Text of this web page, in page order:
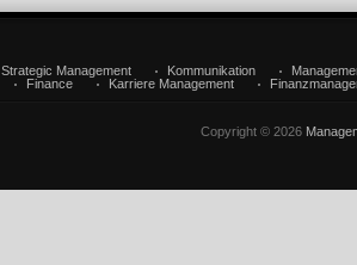
Strategic Management Kommunikation
Finance Karriere Management
Copyright © 2026